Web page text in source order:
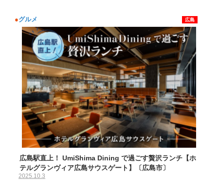
●グルメ 広島
広島駅直上！ UmiShima Dining で過ごす贅沢ランチ【ホ
テルグランヴィア広島サウスゲート】〔広島市〕
2025.10.3